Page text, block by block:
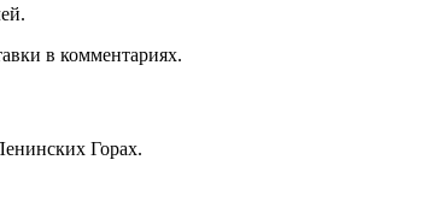
в комментариях.
Горах.